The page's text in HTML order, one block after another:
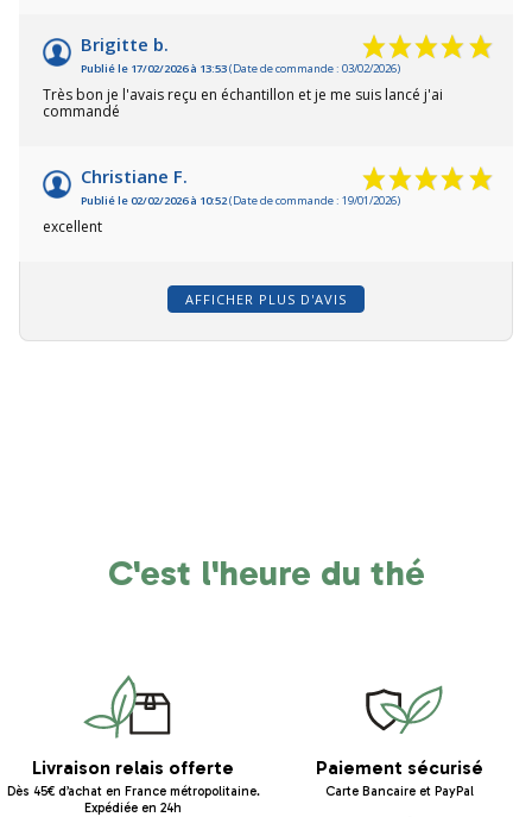
Brigitte b.
Publié le 17/02/2026 à 13:53(Date de commande : 03/02/2026)
Très bon je l'avais reçu en échantillon et je me suis lancé j'ai
commandé
Christiane F.
Publié le 02/02/2026 à 10:52(Date de commande : 19/01/2026)
excellent
AFFICHER PLUS D'AVIS
C'est l'heure du thé
Livraison relais offerte
Dès 45€ d’achat en France métropolitaine.
Expédiée en 24h
Paiement sécurisé
Carte Bancaire et PayPal